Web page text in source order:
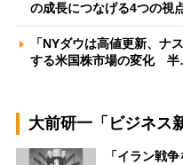
の成長につなげる4つの
「NYダウは高値更新、ナ
する米国株市場の変化
大前研一「ビジネス
「イラン戦